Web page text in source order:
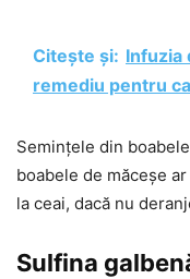
Citește și: Infuzia
remediu pentru
Semințele din
boabele de măceșe
la ceai, dacă nu
Sulfina